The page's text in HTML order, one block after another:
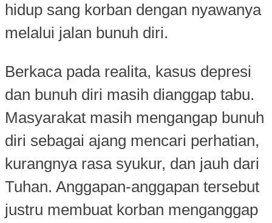
hidup sang korban dengan nyawanya
melalui jalan bunuh diri.
Berkaca pada realita, kasus depresi
dan bunuh diri masih dianggap tabu.
Masyarakat masih mengangap bunuh
diri sebagai ajang mencari perhatian,
kurangnya rasa syukur, dan jauh dari
Tuhan. Anggapan-anggapan tersebut
justru membuat korban menganggap